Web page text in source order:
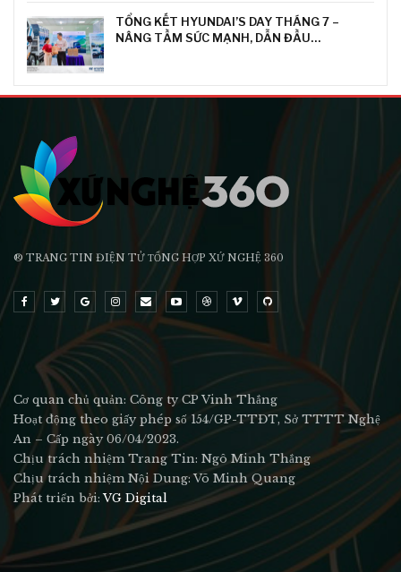
TỔNG KẾT HYUNDAI’S DAY THÁNG 7 –
NÂNG TẦM SỨC MẠNH, DẪN ĐẦU…
® TRANG TIN ĐIỆN TỬ ТỔNG HỢP XỨ NGHỆ 360
Cơ quan chủ quản: Công ty CP Vinh Thắng
Hoạt động theo giấy phép số 154/GP-TTĐT, Sở TTTT Nghệ
An – Cấp ngày 06/04/2023.
Chịu trách nhiệm Trang Tin: Ngô Minh Thắng
Chịu trách nhiệm Nội Dung: Võ Minh Quang
Phát triển bởi:VG Digital